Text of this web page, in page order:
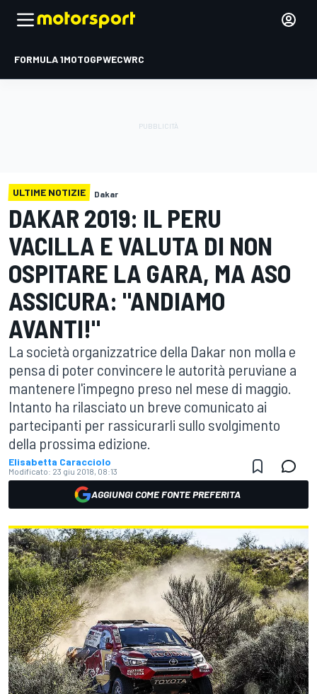
FORMULA 1MOTOGPWECWRC
ULTIME NOTIZIE Dakar
DAKAR 2019: IL PERU
VACILLA E VALUTA DI NON
OSPITARE LA GARA, MA ASO
ASSICURA: "ANDIAMO
AVANTI!"
La società organizzatrice della Dakar non molla e
pensa di poter convincere le autorità peruviane a
mantenere l'impegno preso nel mese di maggio.
Intanto ha rilasciato un breve comunicato ai
partecipanti per rassicurarli sullo svolgimento
della prossima edizione.
Elisabetta Caracciolo
Modificato: 23 giu 2018, 08:13
AGGIUNGI COME FONTE PREFERITA